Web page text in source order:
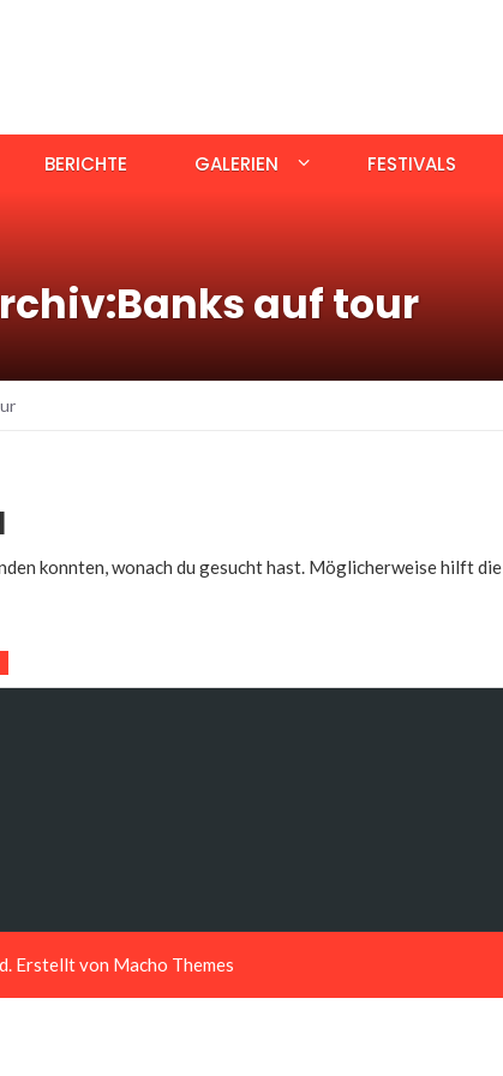
BERICHTE GALERIEN FESTIVALS
auf tour
konnten, wonach du gesucht hast. Möglicherweise hilft die
Erstellt von Macho Themes